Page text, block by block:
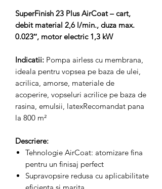
SuperFinish 23 Plus AirCoat – cart,
debit material 2,6 l/min., duza max.
0.023″, motor electric 1,3 kW
Indicatii: Pompa airless cu membrana,
ideala pentru vopsea pe baza de ulei,
acrilica, amorse, materiale de
acoperire, vopseluri acrilice pe baza de
rasina, emulsii, latexRecomandat pana
la 800 m²
Descriere:
Tehnologie AirCoat: atomizare fina
pentru un finisaj perfect
Supravopsire redusa cu aplicabilitate